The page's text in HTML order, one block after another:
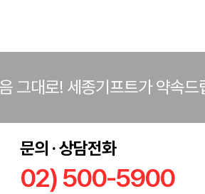
그대로! 세종기프트가 약속드
문의 · 상담전화
02) 500-5900